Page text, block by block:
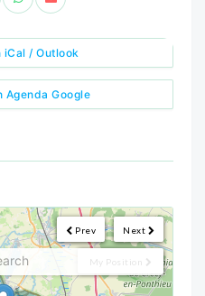
Agenda Google
iCal / Outlook
Next
Prev
My Position